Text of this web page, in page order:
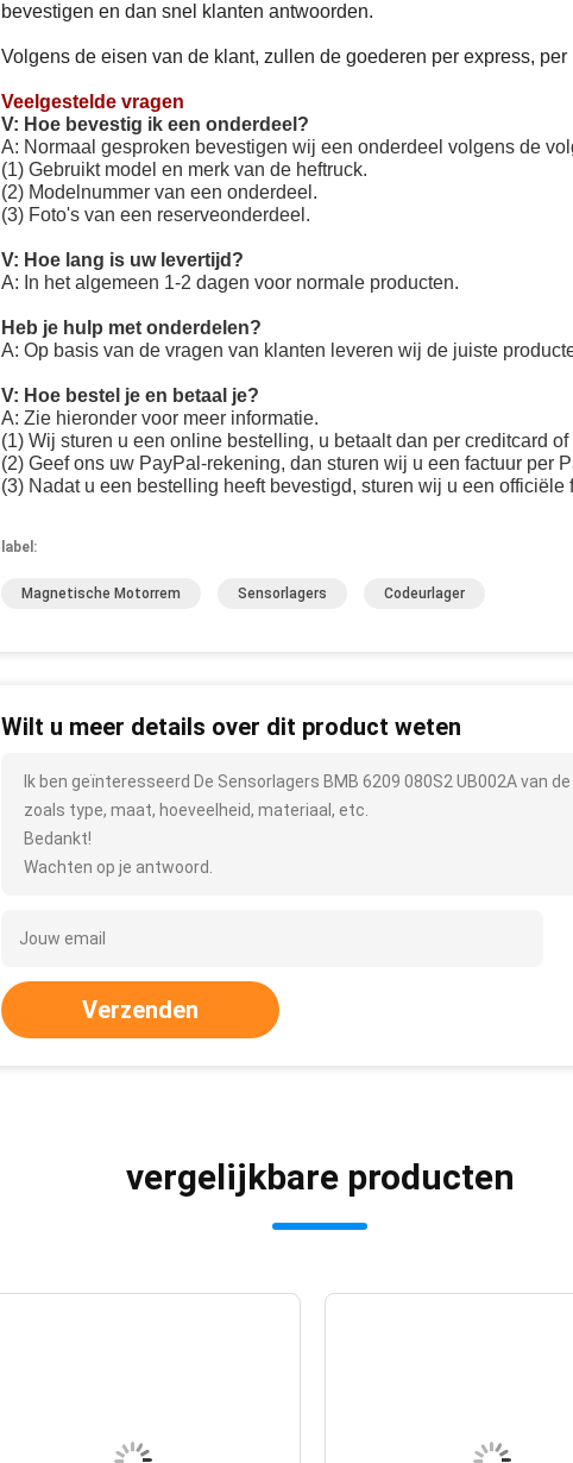
bevestigen en dan snel klanten antwoorden.
Volgens de eisen van de klant, zullen de goederen per express,
Veelgestelde vragen
V: Hoe bevestig ik een onderdeel?
A: Normaal gesproken bevestigen wij een onderdeel volgens de
(1) Gebruikt model en merk van de heftruck.
(2) Modelnummer van een onderdeel.
(3) Foto's van een reserveonderdeel.
V: Hoe lang is uw levertijd?
A: In het algemeen 1-2 dagen voor normale producten.
Heb je hulp met onderdelen?
A: Op basis van de vragen van klanten leveren wij de juiste
V: Hoe bestel je en betaal je?
A: Zie hieronder voor meer informatie.
(1) Wij sturen u een online bestelling, u betaalt dan per creditcard of
(2) Geef ons uw PayPal-rekening, dan sturen wij u een factuur per
(3) Nadat u een bestelling heeft bevestigd, sturen wij u een officiële
label:
Magnetische Motorrem Sensorlagers Codeurlager
Wilt u meer details over dit product weten
Ik ben geïnteresseerd De Sensorlagers BMB 6209 080S2 UB002A van
zoals type, maat, hoeveelheid, materiaal, etc.
Bedankt!
Wachten op je antwoord.
Verzenden
vergelijkbare producten